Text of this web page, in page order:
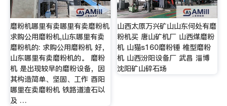
磨粉机哪里有卖哪里有卖磨粉机
求购公用磨粉机,山东哪里有卖
磨粉机的: 求购公用磨粉机 好，
山东哪里有卖磨粉机的。 磨粉
机 是出现较早的磨粉设备，因
其构造简单、坚固、工作 酉阳
哪里在卖磨粉机 铁路道渣石以
及 …
山西太原万兴矿山山东何处有磨
粉机买 唐山矿机厂 山西煤磨粉
机 山猫s160磨粉锤 椎型磨粉
机 山西汾阳设备厂 武昌 淄博
沈阳矿山碎石场